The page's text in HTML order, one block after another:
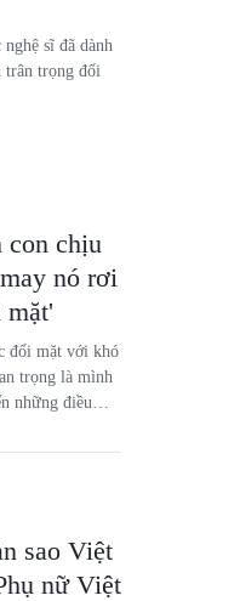
sĩ đã dành
trân trọng đối
con chịu
nó rơi
đối mặt với khó
trọng là mình
những điều
sao Việt
nữ Việt